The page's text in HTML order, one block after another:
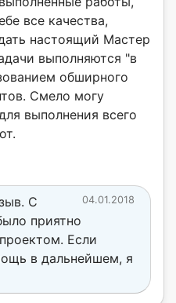
все качества,
настоящий Мастер
выполняются "в
обширного
Смело могу
выполнения всего
04.01.2018
С
приятно
Если
в дальнейшем, я